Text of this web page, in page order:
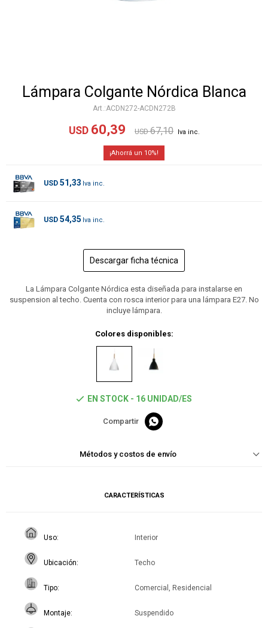
Lámpara Colgante Nórdica Blanca
ACDN272-ACDN272B
USD 60,39 USD 67,10
10
USD 51,33
USD 54,35
Descargar ficha técnica
La Lámpara Colgante Nórdica esta diseñada para instalarse en
suspension al techo. Cuenta con rosca interior para una lámpara E27. No
incluye lámpara.
Colores disponibles:
EN STOCK - 16 UNIDAD/ES

Métodos y costos de envío
CARACTERÍSTICAS
Uso Interior
Ubicación Techo
Tipo Comercial, Residencial
Montaje Suspendido